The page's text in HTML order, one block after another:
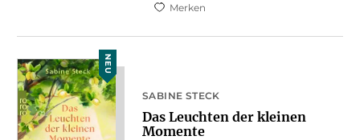
Merken
NEU
SABINE STECK
Das Leuchten der kleinen
Momente